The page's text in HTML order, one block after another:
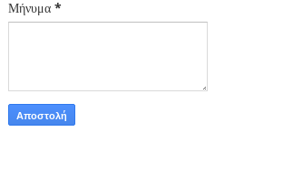
Μήνυμα *